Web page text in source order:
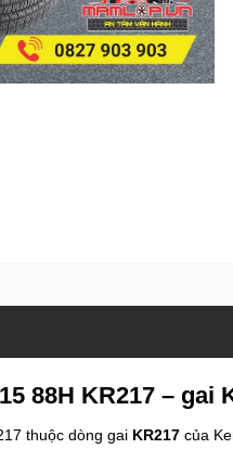
88H KR217 –
thuộc dòng gai KR217 của